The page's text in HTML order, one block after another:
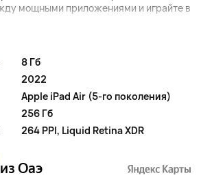
мощными приложениями и играйте в
8 Гб
2022
Apple iPad Air (5-го поколения)
256 Гб
264 PPI, Liquid Retina XDR